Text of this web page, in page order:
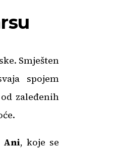
Smješten
spojem
zaleđenih
Ani, koje se